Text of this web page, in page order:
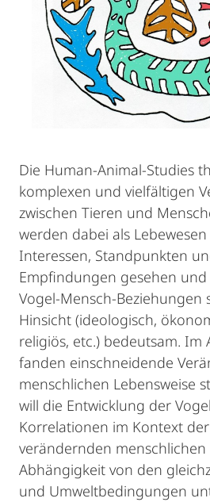
Die Human-Animal-Studies
komplexen und vielfältigen
zwischen Tieren und
werden dabei als
Interessen, Standpunkten
Empfindungen gesehen
Vogel-Mensch-Beziehungen
Hinsicht (ideologisch,
religiös, etc.) bedeutsam. Im
fanden einschneidende
menschlichen Lebensweise
will die Entwicklung der
Korrelationen im Kontext
verändernden
Abhängigkeit von den
und Umweltbedingungen